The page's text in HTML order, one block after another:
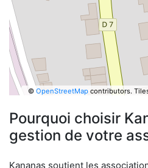
© OpenStreetMapcontributors.
Pourquoi choisir
gestion de votre
Kananas soutient les